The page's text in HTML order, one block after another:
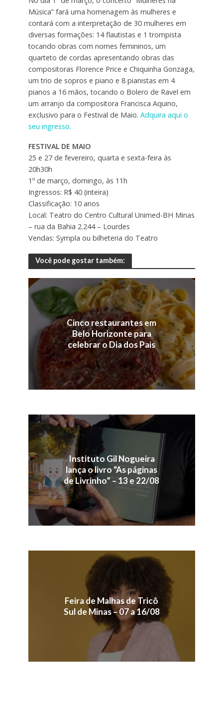
Música” fará uma homenagem às mulheres e
contará com a interpretação de 30 mulheres em
diversas formações: 14 flautistas e 1 trompista
tocando obras com nomes femininos, um
quarteto de cordas apresentando obras das
compositoras Florence Price e Chiquinha Gonzaga,
um trio de sopros e piano e 8 pianistas em 4
pianos a 16 mãos, tocando o Bolero de Ravel em
um arranjo da compositora Francisca Aquino,
exclusivo para o Festival de Maio. Adquira aqui o
seu ingresso.
FESTIVAL DE MAIO
25 e 27 de fevereiro, quarta e sexta-feira às
20h30h
1º de março, domingo, às 11h
Ingressos: R$ 40 (inteira)
Classificação: 10 anos
Local: Teatro do Centro Cultural Unimed-BH Minas
– rua da Bahia 2.244 – Lourdes
Vendas: Sympla ou bilheteria do Teatro
Você pode gostar também:
Cinco restaurantes em
Belo Horizonte para
celebrar o Dia dos Pais
Instituto Gil Nogueira
lança o livro “As páginas
de Livrinho” – 13 e 22/08
Feira de Malhas de Tricô
Sul de Minas – 07 a 16/08